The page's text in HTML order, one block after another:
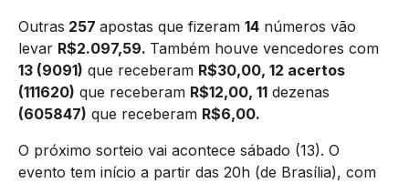
Outras 257 apostas que fizeram 14 números vão
levar R$2.097,59. Também houve vencedores com
13 (9091) que receberam R$30,00, 12 acertos
(111620) que receberam R$12,00, 11 dezenas
(605847) que receberam R$6,00.
O próximo sorteio vai acontece sábado (13). O
evento tem início a partir das 20h (de Brasília), com